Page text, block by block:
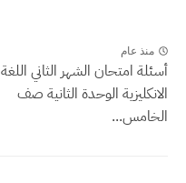
منذ عام
أسئلة امتحان الشهر الثاني اللغة
الانكليزية الوحدة الثانية صف
الخامس...